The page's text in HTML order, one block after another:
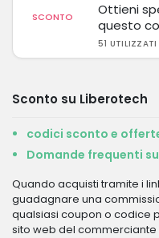
SCONTO
Ottieni
questo
51 UTILIZZATI
Sconto su Liberotech
codici sconto e
Domande frequenti
Quando acquisti tramite i
guadagnare una
qualsiasi coupon o codice
sito web del